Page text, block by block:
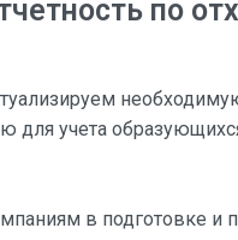
по
для учета
в подготовке и